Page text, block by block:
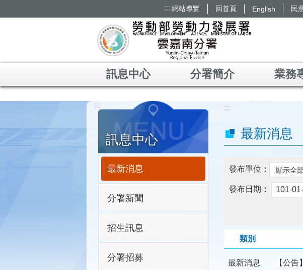
::: 網站導覽 回首頁 English 民
訊息中心 分署簡介 業務
:::
訊息中心
最新消息
分署新聞
招生訊息
分署招募
:::
最新消息
發布單位：
發布日期：
類別
最新消息 【公